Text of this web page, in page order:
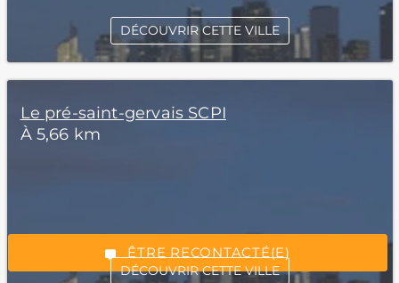
“Excellent”, 165 avis
ÊTRE RECONTACTÉ(E)
DÉCOUVRIR CETTE VILLE
Le pré-saint-gervais SCPI
À 5,66 km
DÉCOUVRIR CETTE VILLE